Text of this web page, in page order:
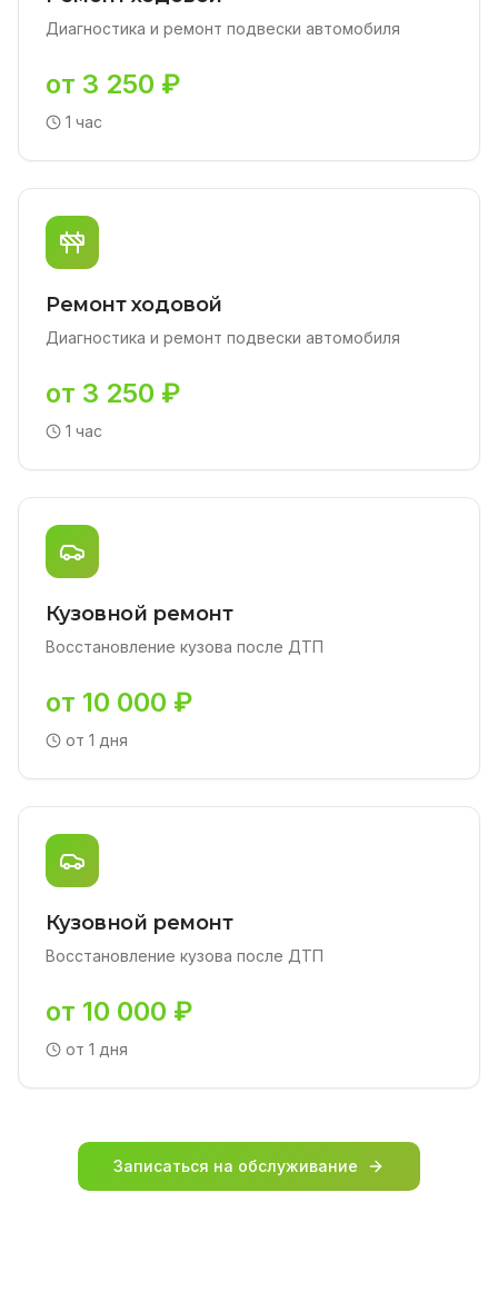
Диагностика и ремонт подвески автомобиля
от 3 250 ₽
1 час
Ремонт ходовой
Диагностика и ремонт подвески автомобиля
от 3 250 ₽
1 час
Кузовной ремонт
Восстановление кузова после ДТП
от 10 000 ₽
от 1 дня
Кузовной ремонт
Восстановление кузова после ДТП
от 10 000 ₽
от 1 дня
Записаться на обслуживание